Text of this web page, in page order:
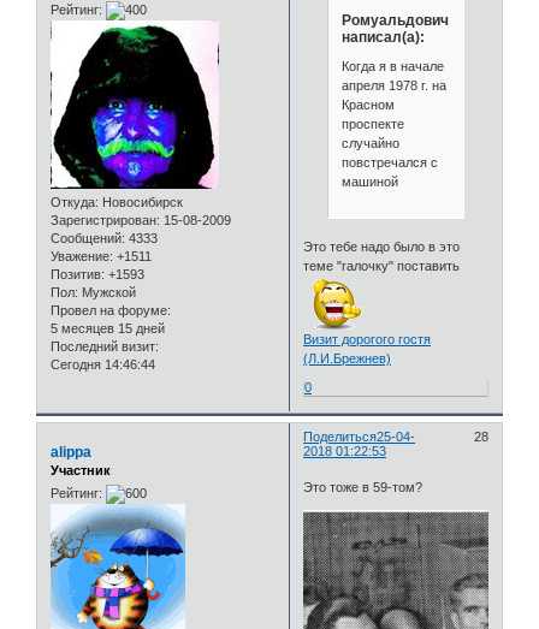
Рейтинг:
Откуда: Новосибирск
Зарегистрирован: 15-08-2009
Сообщений: 4333
Уважение: +1511
Позитив: +1593
Пол: Мужской
Провел на форуме:
5 месяцев 15 дней
Последний визит:
Сегодня 14:46:44
Ромуальдович
написал(а):
Когда я в начале
апреля 1978 г. на
Красном
проспекте
случайно
повстречался с
машиной
Это тебе надо было в это
теме "галочку" поставить
Визит дорогого гостя
(Л.И.Брежнев)
0
Поделиться 28
25-04-
2018 01:22:53
alippa
Участник
Рейтинг:
Это тоже в 59-том?